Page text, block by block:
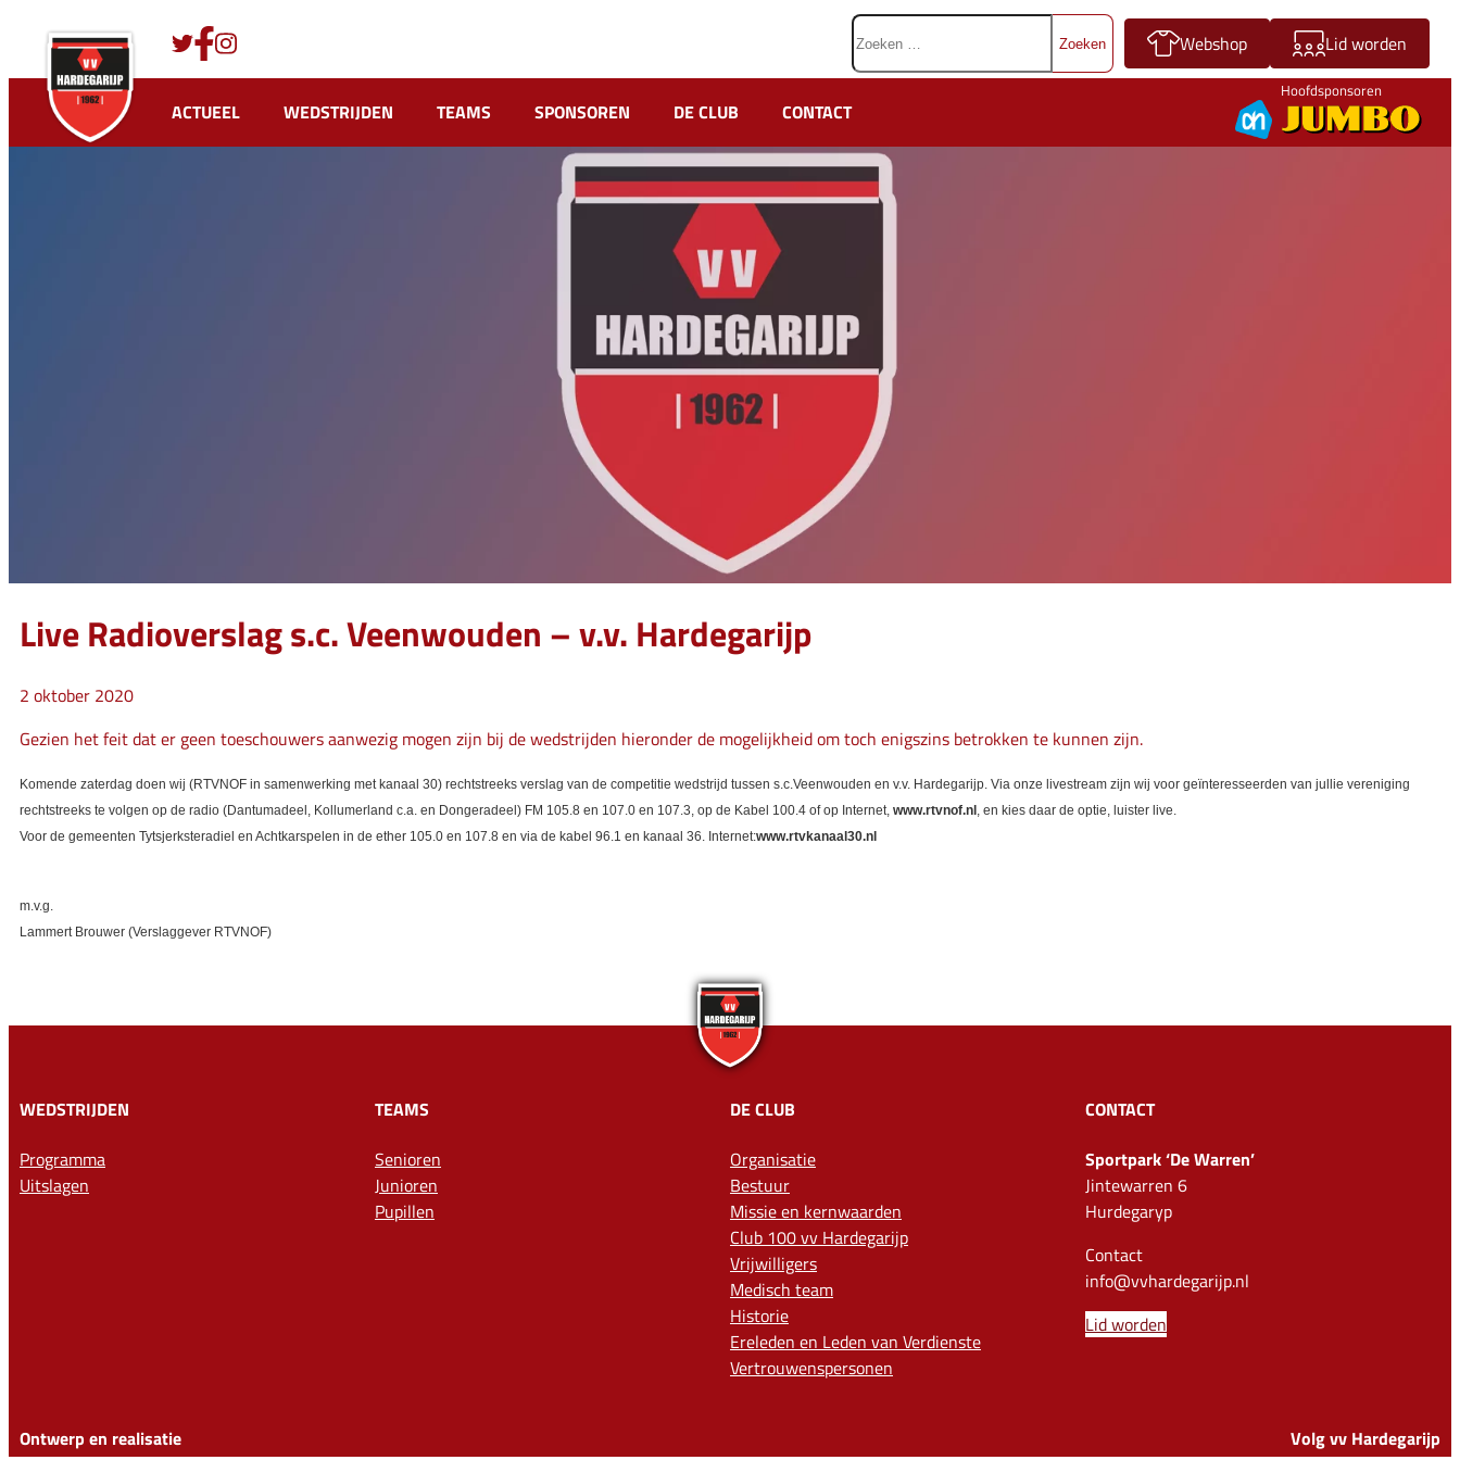
de
inhoud
Webshop Lid worden
Zoeken
naar:
ACTUEEL WEDSTRIJDEN TEAMS SPONSOREN DE CLUB CONTACT
Hoofdsponsoren
Live Radioverslag s.c. Veenwouden – v.v. Hardegarijp
2 oktober 2020
Gezien het feit dat er geen toeschouwers aanwezig mogen zijn bij de wedstrijden hieronder de mogelijkheid om toch enigszins betrokken te kunnen zijn.
Komende zaterdag doen wij (RTVNOF in samenwerking met kanaal 30) rechtstreeks verslag van de competitie wedstrijd tussen s.c.Veenwouden en v.v. Hardegarijp. Via onze livestream zijn wij voor geïnteresseerden van jullie vereniging
rechtstreeks te volgen op de radio (Dantumadeel, Kollumerland c.a. en Dongeradeel) FM 105.8 en 107.0 en 107.3, op de Kabel 100.4 of op Internet, www.rtvnof.nl , en kies daar de optie, luister live.
Voor de gemeenten Tytsjerksteradiel en Achtkarspelen in de ether 105.0 en 107.8 en via de kabel 96.1 en kanaal 36. Internet:www.rtvkanaal30.nl
m.v.g.
Lammert Brouwer (Verslaggever RTVNOF)
WEDSTRIJDEN
Programma
Uitslagen
TEAMS
Senioren
Junioren
Pupillen
DE CLUB
Organisatie
Bestuur
Missie en kernwaarden
Club 100 vv Hardegarijp
Vrijwilligers
Medisch team
Historie
Ereleden en Leden van Verdienste
Vertrouwenspersonen
CONTACT
Sportpark ‘De Warren’
Jintewarren 6
Hurdegaryp
Contact
info@vvhardegarijp.nl
Lid worden
Ontwerp en realisatie Volg vv Hardegarijp